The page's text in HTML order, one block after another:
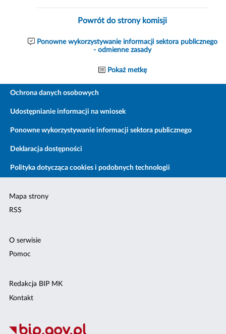
Powrót do strony komisji
Ponowne wykorzystywanie informacji sektora publicznego
- odmienne zasady
Pokaż metkę
Ochrona danych osobowych
Udostępnianie informacji na wniosek
Ponowne wykorzystywanie informacji sektora publicznego
Deklaracja dostępności
Polityka dotycząca cookies i podobnych technologii
Mapa strony
RSS
O serwisie
Pomoc
Redakcja BIP MK
Kontakt